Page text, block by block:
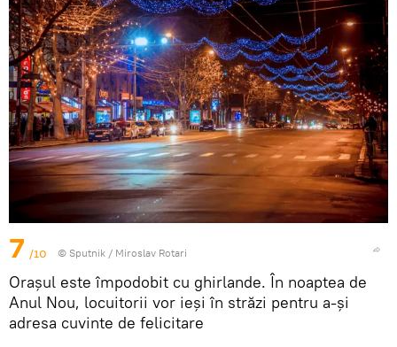
7 /10 © Sputnik / Miroslav Rotari
Orașul este împodobit cu ghirlande. În noaptea de
Anul Nou, locuitorii vor ieși în străzi pentru a-şi
adresa cuvinte de felicitare